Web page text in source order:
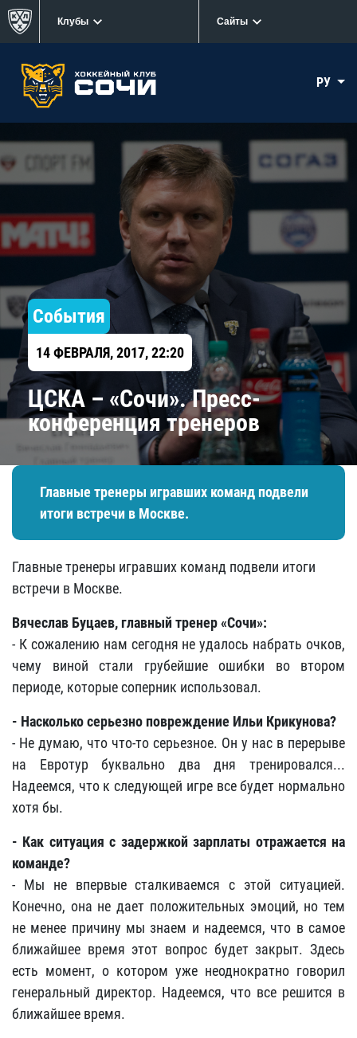
Клубы Сайты
РУ
События
14 ФЕВРАЛЯ, 2017, 22:20
ЦСКА – «Сочи». Пресс-
конференция тренеров
Главные тренеры игравших команд подвели
итоги встречи в Москве.
Главные тренеры игравших команд подвели итоги
встречи в Москве.
Вячеслав Буцаев, главный тренер «Сочи»:
- К сожалению нам сегодня не удалось набрать очков,
чему виной стали грубейшие ошибки во втором
периоде, которые соперник использовал.
- Насколько серьезно повреждение Ильи Крикунова?
- Не думаю, что что-то серьезное. Он у нас в перерыве
на Евротур буквально два дня тренировался...
Надеемся, что к следующей игре все будет нормально
хотя бы.
- Как ситуация с задержкой зарплаты отражается на
команде?
- Мы не впервые сталкиваемся с этой ситуацией.
Конечно, она не дает положительных эмоций, но тем
не менее причину мы знаем и надеемся, что в самое
ближайшее время этот вопрос будет закрыт. Здесь
есть момент, о котором уже неоднократно говорил
генеральный директор. Надеемся, что все решится в
ближайшее время.